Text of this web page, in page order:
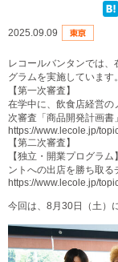
2025.09.09
レコールバンタンでは
グラムを実施しています。
【第一次審査】
在学中に、飲食店経営の
次審査「商品開発計画
https://www.lecole.jp/
【第二次審査】
【独立・開業プログラ
ントへの出店を勝ち取る
https://www.lecole.jp/
今回は、8月30日（土）